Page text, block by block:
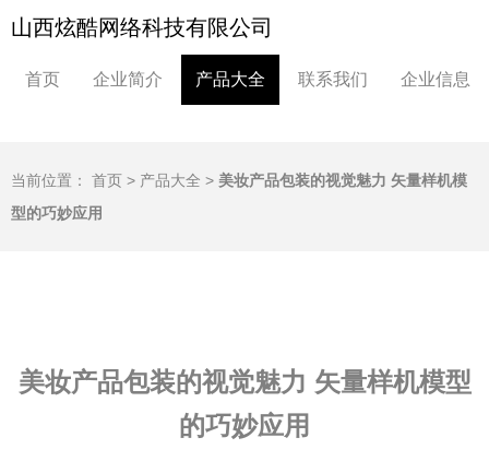
山西炫酷网络科技有限公司
首页 企业简介 产品大全 联系我们 企业信息
当前位置： 首页 > 产品大全 > 美妆产品包装的视觉魅力 矢量样机模
型的巧妙应用
美妆产品包装的视觉魅力 矢量样机模型
的巧妙应用